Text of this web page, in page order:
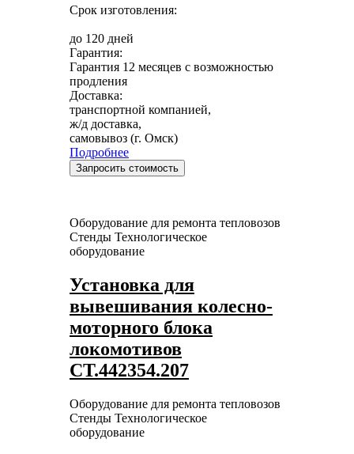
Срок изготовления:
до 120 дней
Гарантия:
Гарантия 12 месяцев с возможностью
продления
Доставка:
транспортной компанией,
ж/д доставка,
самовывоз (г. Омск)
Подробнее
Запросить стоимость
Оборудование для ремонта тепловозов
Стенды Технологическое
оборудование
Установка для
вывешивания колесно-
моторного блока
локомотивов
СТ.442354.207
Оборудование для ремонта тепловозов
Стенды Технологическое
оборудование